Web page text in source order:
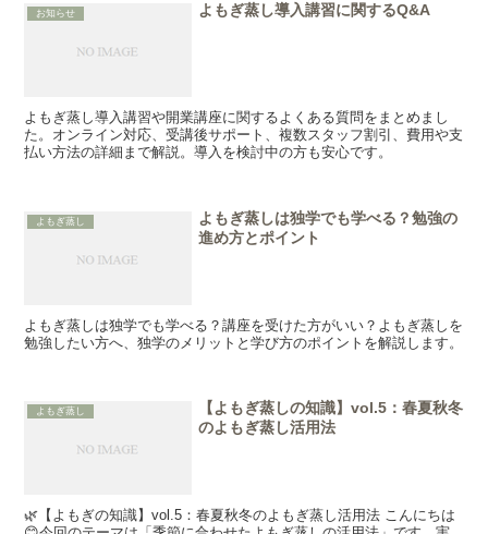
お知らせ よもぎ蒸し導入講習に関するQ&A
よもぎ蒸し導入講習や開業講座に関するよくある質問をまとめまし
た。オンライン対応、受講後サポート、複数スタッフ割引、費用や支
払い方法の詳細まで解説。導入を検討中の方も安心です。
よもぎ蒸し
よもぎ蒸しは独学でも学べる？勉強の
進め方とポイント
よもぎ蒸しは独学でも学べる？講座を受けた方がいい？よもぎ蒸しを
勉強したい方へ、独学のメリットと学び方のポイントを解説します。
よもぎ蒸し
【よもぎ蒸しの知識】vol.5：春夏秋冬
のよもぎ蒸し活用法
🌿【よもぎの知識】vol.5：春夏秋冬のよもぎ蒸し活用法 こんにちは